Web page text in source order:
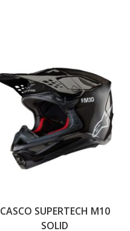
CASCO SUPERTECH M10
SOLID